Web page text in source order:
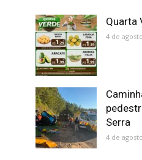
Quarta
4 de
Serra
4 de